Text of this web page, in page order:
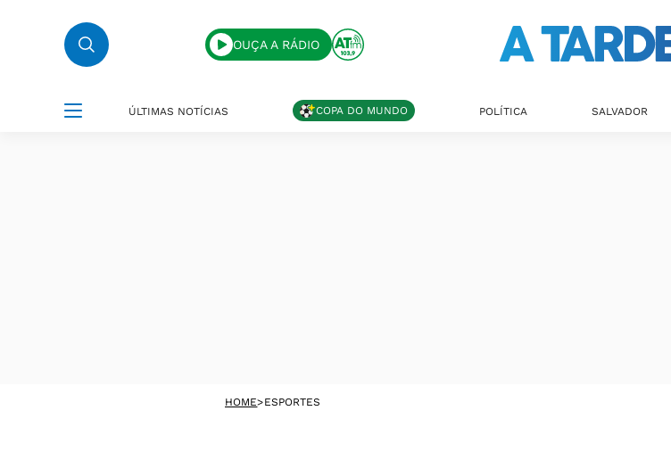
OUÇA A RÁDIO
ÚLTIMAS NOTÍCIAS COPA DO MUNDO POLÍTICA SALVADOR
HOME>ESPORTES